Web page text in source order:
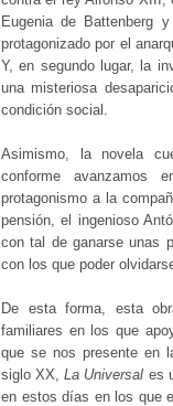
Eugenia de Battenberg
protagonizado por el
Y, en segundo lugar, la
una misteriosa
condición social.
Asimismo, la novela
conforme avanzamos
protagonismo a la
pensión, el ingenioso
con tal de ganarse unas
con los que poder
De esta forma, esta
familiares en los que
que se nos presente en
siglo XX,La Universal es
en estos días en los que